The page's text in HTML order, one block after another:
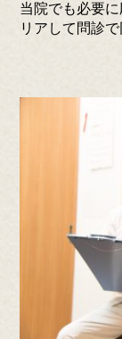
当院でも必要
リアして問診